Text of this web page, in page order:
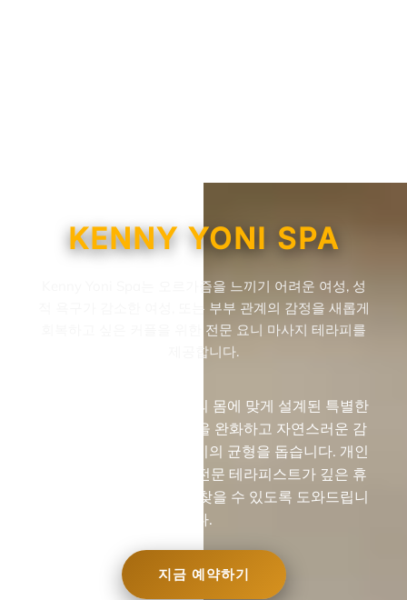
KENNY YONI SPA
Kenny Yoni Spa는 오르가즘을 느끼기 어려운 여성, 성
적 욕구가 감소한 여성, 또는 부부 관계의 감정을 새롭게
회복하고 싶은 커플을 위한 전문 요니 마사지 테라피를
제공합니다.
요니 마사지 기술은 여성의 몸에 맞게 설계된 특별한
테라피로, 감정적인 긴장을 완화하고 자연스러운 감
각을 회복하며 여성 에너지의 균형을 돕습니다. 개인
적이고 안전한 공간에서 전문 테라피스트가 깊은 휴
식과 몸과의 연결을 다시 찾을 수 있도록 도와드립니
다.
지금 예약하기